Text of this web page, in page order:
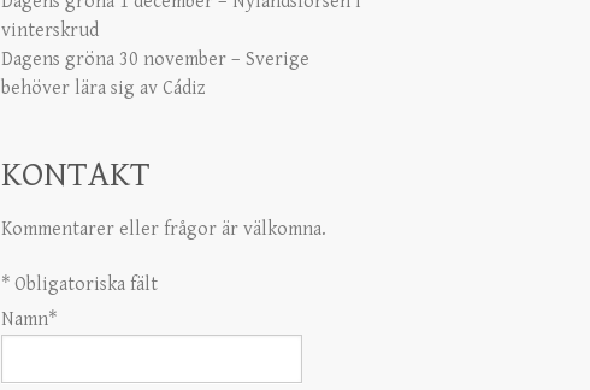
vinterskrud
Dagens gröna 30 november – Sverige
behöver lära sig av Cádiz
KONTAKT
Kommentarer eller frågor är välkomna.
* Obligatoriska fält
Namn*